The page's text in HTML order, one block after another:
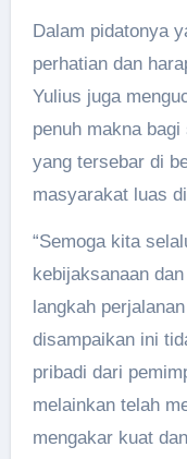
Dalam pidatonya
perhatian dan
Yulius juga
penuh makna
yang tersebar di
masyarakat luas
“Semoga kita
kebijaksanaan
langkah
disampaikan ini
pribadi dari
melainkan telah
mengakar kuat